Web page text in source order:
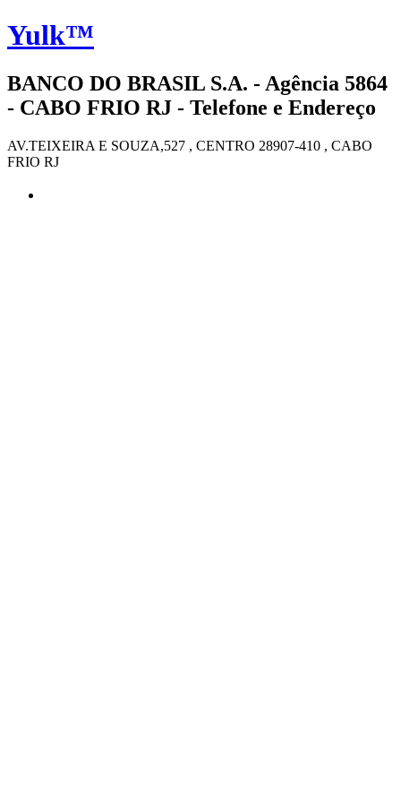
Yulk™
BANCO DO BRASIL S.A. - Agência 5864
- CABO FRIO RJ - Telefone e Endereço
AV.TEIXEIRA E SOUZA,527 , CENTRO 28907-410 , CABO
FRIO RJ